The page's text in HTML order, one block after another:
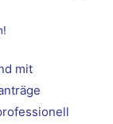
mit